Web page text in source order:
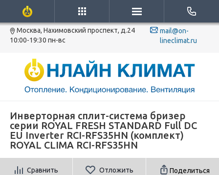
Москва, Нахимовский проспект, д.24
10:00-19:30 пн-вс
mail@on-
lineclimat.ru
Инверторная сплит-система бризер
серии ROYAL FRESH STANDARD Full DC
EU Inverter RCI-RFS35HN (комплект)
ROYAL CLIMA RCI-RFS35HN
Сравнить Отложить Поделиться